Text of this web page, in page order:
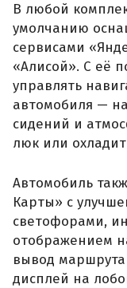
В любой
умолчанию
сервисами
«Алисой». С её
управлять
автомобиля —
сидений и
люк или
Автомобиль
Карты» с
светофорами,
отображением
вывод
дисплей на